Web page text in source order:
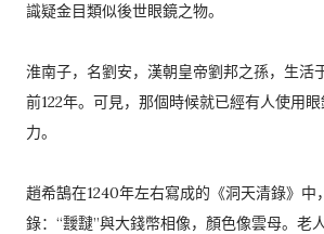
識疑金目類似後世眼鏡之物。
淮南子，名劉安，漢朝皇帝劉邦之孫，生活
前122年。可見，那個時候就已經有人使用
力。
趙希鵠在1240年左右寫成的《洞天清錄》中
錄：“靉靆”與大錢幣相像，顏色像雲母。老